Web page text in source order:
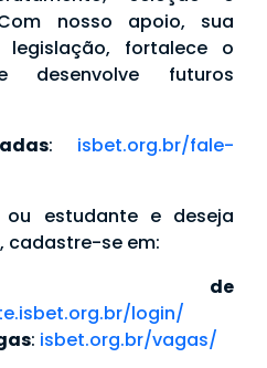
nosso apoio, sua
fortalece o
futuros
: isbet.org.br/fale-
estudante e deseja
cadastre-se em:
de
login/
: isbet.org.br/vagas/